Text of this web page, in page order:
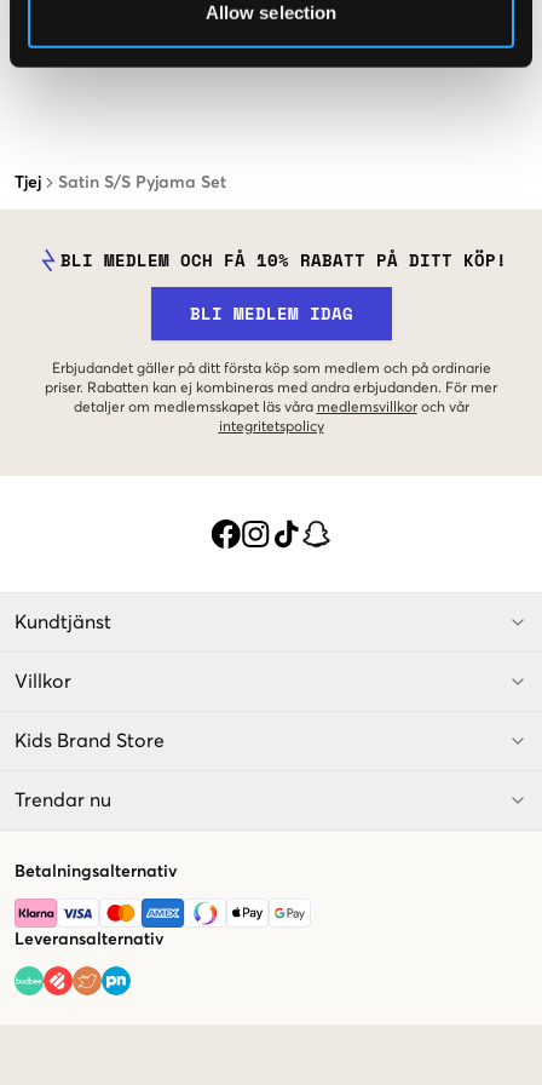
Allow selection
Tjej Satin S/S Pyjama Set
BLI MEDLEM OCH FÅ 10% RABATT PÅ DITT KÖP!
BLI MEDLEM IDAG
Erbjudandet gäller på ditt första köp som medlem och på ordinarie
priser. Rabatten kan ej kombineras med andra erbjudanden. För mer
detaljer om medlemsskapet läs våra medlemsvillkor och vår
integritetspolicy
Kundtjänst
Villkor
Kids Brand Store
Trendar nu
Betalningsalternativ
Leveransalternativ